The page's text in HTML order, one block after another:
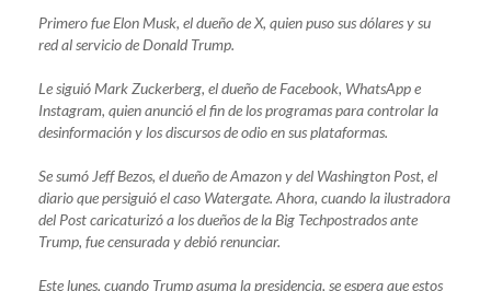
Primero fue Elon Musk, el dueño de X, quien puso sus dólares y su
red al servicio de Donald Trump.
Le siguió Mark Zuckerberg, el dueño de Facebook, WhatsApp e
Instagram, quien anunció el fin de los programas para controlar la
desinformación y los discursos de odio en sus plataformas.
Se sumó Jeff Bezos, el dueño de Amazon y del Washington Post, el
diario que persiguió el caso Watergate. Ahora, cuando la ilustradora
del Post caricaturizó a los dueños de la Big Techpostrados ante
Trump, fue censurada y debió renunciar.
Este lunes, cuando Trump asuma la presidencia, se espera que estos